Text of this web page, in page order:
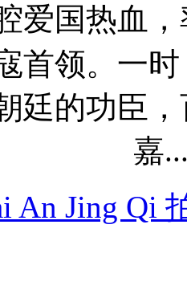
爱国热血，
首领。一时
廷的功臣
。 嘉
An Jing Qi